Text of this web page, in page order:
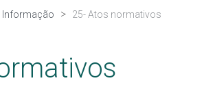
Informação 25- Atos normativos